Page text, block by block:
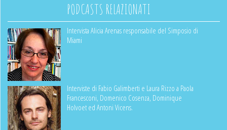
PODCASTS RELAZIONATI
Intervista Alicia Arenas responsabile del Simposio di
Miami
Interviste di Fabio Galimberti e Laura Rizzo a Paola
Francesconi, Domenico Cosenza, Dominique
Holvoet ed Antoni Vicens.